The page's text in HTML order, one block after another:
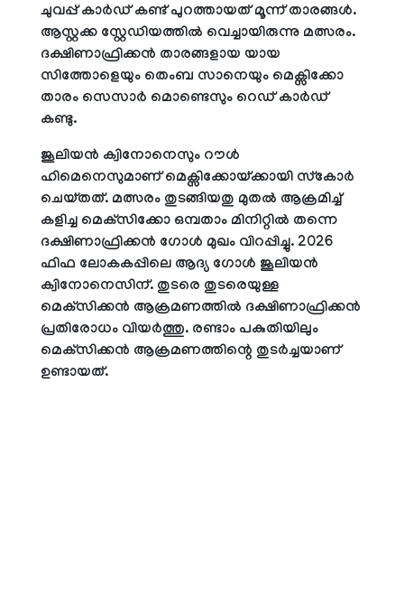
ചുവപ്പ് കാര്‍ഡ് കണ്ട് പുറത്തായത് മൂന്ന് താരങ്ങള്‍.
ആസ്റ്റക്ക സ്റ്റേഡിയത്തില്‍ വെച്ചായിരുന്നു മത്സരം.
ദക്ഷിണാഫ്രിക്കന്‍ താരങ്ങളായ യായ
സിത്തോളെയും തെംബ സാനെയും മെക്സിക്കോ
താരം സെസാര്‍ മൊണ്ടെസും റെഡ് കാര്‍ഡ്
കണ്ടു.
ജൂലിയന്‍ ക്വിനോനെസും റൗള്‍
ഹിമെനെസുമാണ് മെക്സിക്കോയ്ക്കായി സ്‌കോര്‍
ചെയ്തത്. മത്സരം തുടങ്ങിയതു മുതല്‍ ആക്രമിച്ച്
കളിച്ച മെക്‌സിക്കോ ഒമ്പതാം മിനിറ്റില്‍ തന്നെ
ദക്ഷിണാഫ്രിക്കന്‍ ഗോള്‍ മുഖം വിറപ്പിച്ചു. 2026
ഫിഫ ലോകകപ്പിലെ ആദ്യ ഗോള്‍ ജൂലിയന്‍
ക്വിനോനെസിന്. തുടരെ തുടരെയുള്ള
മെക്‌സിക്കന്‍ ആക്രമണത്തില്‍ ദക്ഷിണാഫ്രിക്കന്‍
പ്രതിരോധം വിയര്‍ത്തു. രണ്ടാം പകുതിയിലും
മെക്‌സിക്കന്‍ ആക്രമണത്തിന്റെ തുടര്‍ച്ചയാണ്
ഉണ്ടായത്.